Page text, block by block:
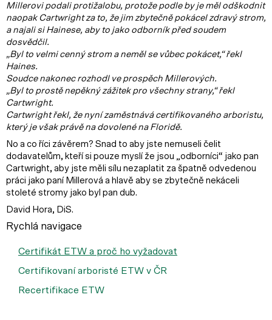
Millerovi podali protižalobu, protože podle by je měl odškodnit
naopak Cartwright za to, že jim zbytečně pokácel zdravý strom,
a najali si Hainese, aby to jako odborník před soudem
dosvědčil.
„Byl to velmi cenný strom a neměl se vůbec pokácet,“ řekl
Haines.
Soudce nakonec rozhodl ve prospěch Millerových.
„Byl to prostě nepěkný zážitek pro všechny strany,“ řekl
Cartwright.
Cartwright řekl, že nyní zaměstnává certifikovaného arboristu,
který je však právě na dovolené na Floridě.
No a co říci závěrem? Snad to aby jste nemuseli čelit
dodavatelům, kteří si pouze myslí že jsou „odborníci“ jako pan
Cartwright, aby jste měli sílu nezaplatit za špatně odvedenou
práci jako paní Millerová a hlavě aby se zbytečně nekáceli
stoleté stromy jako byl pan dub.
David Hora, DiS.
Rychlá navigace
Certifikát ETW a proč ho vyžadovat
Certifikovaní arboristé ETW v ČR
Recertifikace ETW